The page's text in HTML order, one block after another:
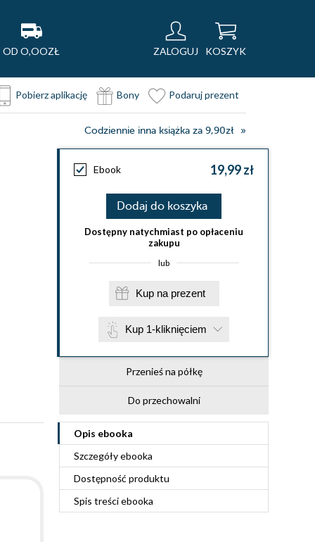
OD O,OOZŁ ZALOGUJ KOSZYK
Pobierz aplikację Bony Podaruj prezent
Codziennie inna książka za 9,90zł
Ebook 19,99 zł
Dodaj do koszyka
Dostępny natychmiast po opłaceniu
zakupu
lub
Kup na prezent
Kup 1-kliknięciem
Przenieś na półkę
Do przechowalni
Opis ebooka
Szczegółyebooka
Dostępność produktu
Spis treściebooka